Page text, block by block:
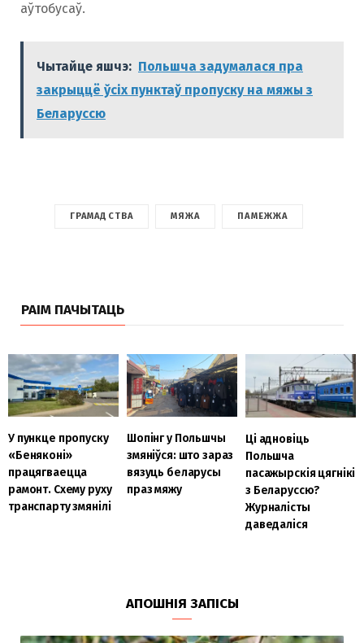
аўтобусаў.
Чытайце яшчэ: Польшча задумалася пра
закрыццё ўсіх пунктаў пропуску на мяжы з
Беларуссю
ГРАМАДСТВА МЯЖА ПАМЕЖЖА
РАІМ ПАЧЫТАЦЬ
У пункце пропуску
«Беняконі»
працягваецца
рамонт. Схему руху
транспарту змянілі
Шопінг у Польшчы
змяніўся: што зараз
вязуць беларусы
праз мяжу
Ці адновіць
Польшча
пасажырскія цягнікі
з Беларуссю?
Журналісты
даведаліся
АПОШНІЯ ЗАПІСЫ